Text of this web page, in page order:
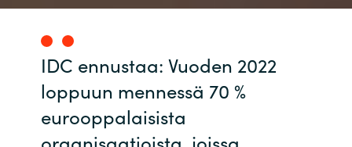
IDC ennustaa: Vuoden 2022
loppuun mennessä 70 %
eurooppalaisista
organisaatioista, joissa